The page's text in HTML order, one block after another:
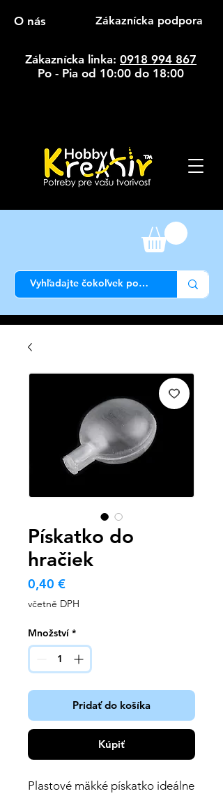
O nás Zákaznícka podpora
Zákaznícka linka: 0918 994 867
Po - Pia od 10:00 do 18:00
Pískatko do
hračiek
0,40 €Cena
včetně DPH
Množství *
Pridať do košíka
Kúpiť
Plastové mäkké pískatko ideálne